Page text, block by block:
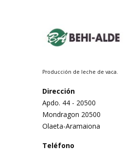
Producción de leche de vaca.
Dirección
Apdo. 44 - 20500
Mondragon 20500
Olaeta-Aramaiona
Teléfono